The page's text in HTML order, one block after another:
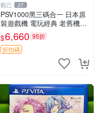
觀己 27
PSV1000黑三碼合一 日本原
裝遊戲機 電玩經典 老舊機臺
游戲收藏 限量版 PSV1000 三
碼合一 測試中
$6,660 95折
折扣碼